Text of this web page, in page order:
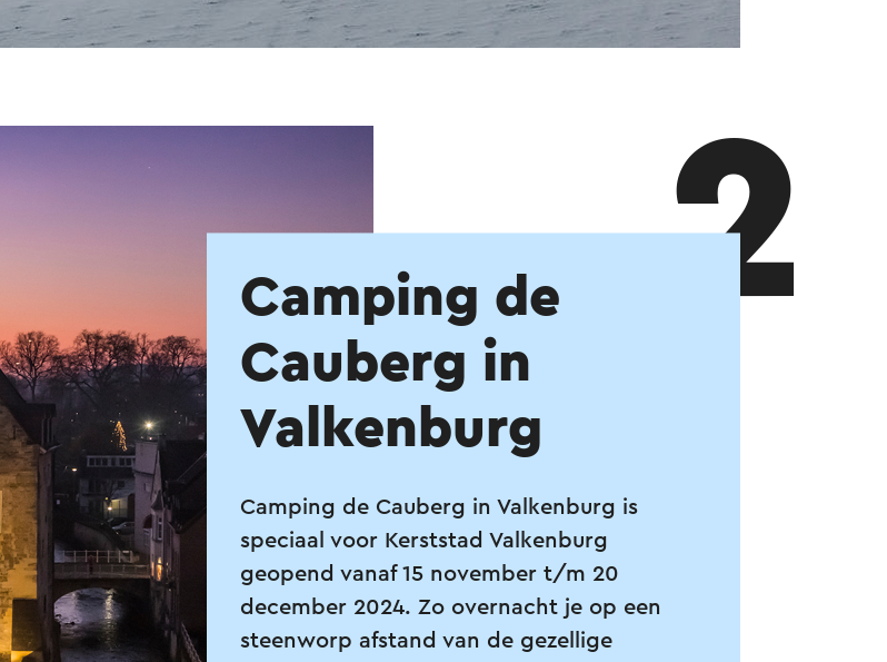
2
Camping de
Cauberg in
Valkenburg
Camping de Cauberg in Valkenburg is
speciaal voor Kerststad Valkenburg
geopend vanaf 15 november t/m 20
december 2024. Zo overnacht je op een
steenworp afstand van de gezellige